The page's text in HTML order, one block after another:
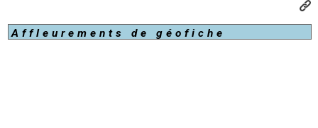
Affleurements de géofiche